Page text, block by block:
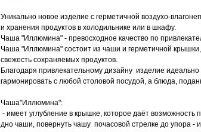
Уникально новое изделие с герметичной воздухо-
и хранения продуктов в холодильнике или в шкафу.
Чаша "Иллюмина" - превосходное качество по
Чаша "Иллюмина" состоит из чаши и герметичной
свежесть сохраняемых продуктов.
Благодаря привлекательному дизайну изделие
гармонировать с любой столовой посудой, а блюда,
Чаша"Иллюмина":
- имеет углубление в крышке, которое даёт
дно чаши, повернуть чашу почасовой стрелке до упора -